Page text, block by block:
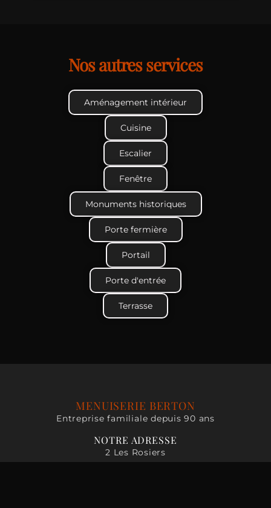
Nos autres services
Aménagement intérieur
Cuisine
Escalier
Fenêtre
Monuments historiques
Porte fermière
Portail
Porte d'entrée
Terrasse
MENUISERIE BERTON
Entreprise familiale depuis 90 ans
NOTRE ADRESSE
2 Les Rosiers